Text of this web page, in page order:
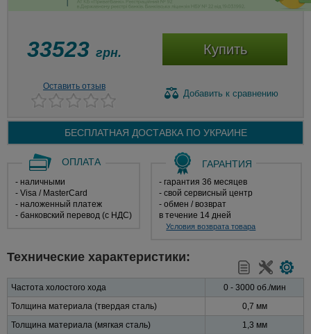
33523 грн. Купить
Оставить отзыв
Добавить к сравнению
БЕСПЛАТНАЯ ДОСТАВКА ПО УКРАИНЕ
ОПЛАТА
- наличными
- Visa / MasterCard
- наложенный платеж
- банковский перевод (с НДС)
ГАРАНТИЯ
- гарантия 36 месяцев
- свой сервисный центр
- обмен / возврат
в течение 14 дней
Условия возврата товара
Технические характеристики:
Частота холостого хода
0 - 3000 об./мин
Толщина материала (твердая сталь)
0,7 мм
Толщина материала (мягкая сталь)
1,3 мм